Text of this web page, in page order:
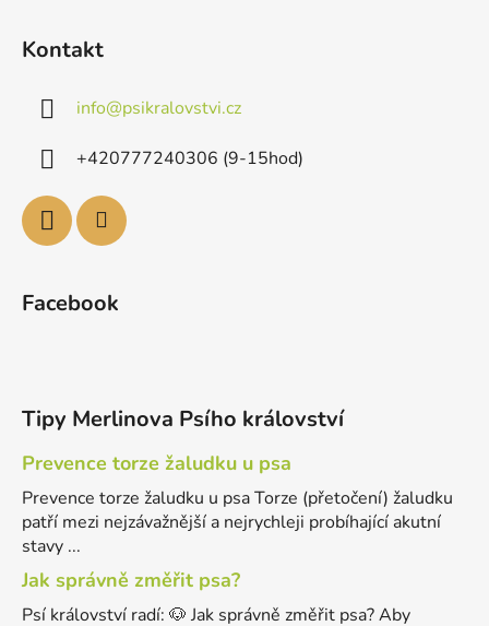
Kontakt
info@psikralovstvi.cz
+420777240306 (9-15hod)
Facebook
Tipy Merlinova Psího království
Prevence torze žaludku u psa
Prevence torze žaludku u psa Torze (přetočení) žaludku
patří mezi nejzávažnější a nejrychleji probíhající akutní
stavy ...
Jak správně změřit psa?
Psí království radí: 🐶 Jak správně změřit psa? Aby